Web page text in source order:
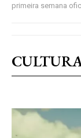
primeira semana